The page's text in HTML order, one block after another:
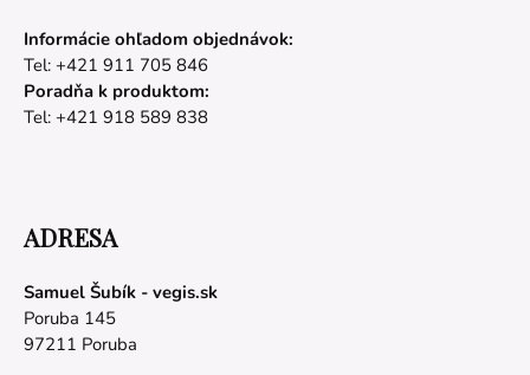
Informácie ohľadom objednávok:
Tel: +421 911 705 846
Poradňa k produktom:
Tel: +421 918 589 838
ADRESA
Samuel Šubík - vegis.sk
Poruba 145
97211 Poruba